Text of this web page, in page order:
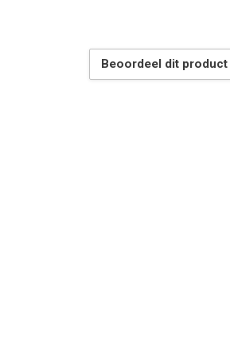
Beoordeel dit product